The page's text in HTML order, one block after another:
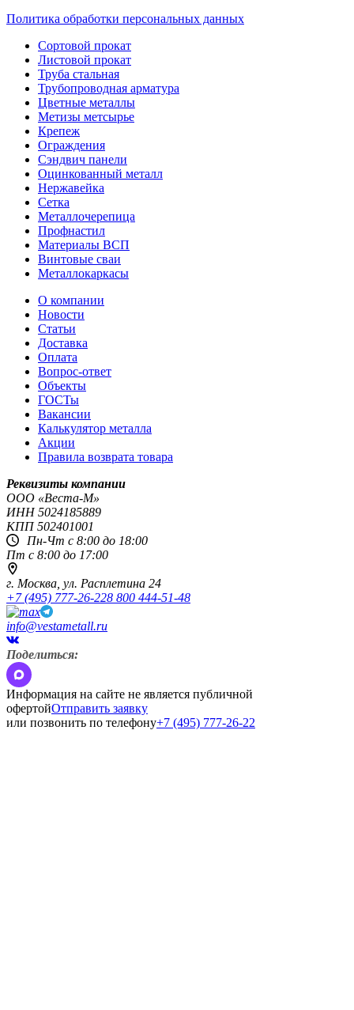
Политика обработки персональных данных
Сортовой прокат
Листовой прокат
Труба стальная
Трубопроводная арматура
Цветные металлы
Метизы метсырье
Крепеж
Ограждения
Сэндвич панели
Оцинкованный металл
Нержавейка
Сетка
Металлочерепица
Профнастил
Материалы ВСП
Винтовые сваи
Металлокаркасы
О компании
Новости
Статьи
Доставка
Оплата
Вопрос-ответ
Объекты
ГОСТы
Вакансии
Калькулятор металла
Акции
Правила возврата товара
Реквизиты компании
OOO «Веста-М»
ИНН5024185889
КПП502401001
Пн-Чт с 8:00 до 18:00
Пт с 8:00 до 17:00
г. Москва, ул. Расплетина 24
+7 (495) 777-26-228 800 444-51-48
info@vestametall.ru
Поделиться:
Информация на сайте не является публичной
офертойОтправить заявку
или позвонить по телефону+7 (495) 777-26-22